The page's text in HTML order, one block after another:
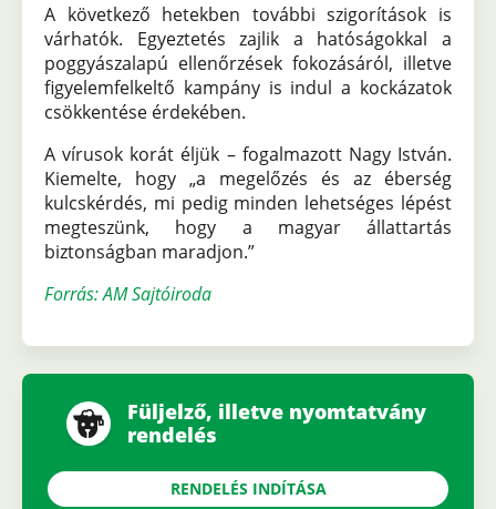
A következő hetekben további szigorítások is
várhatók. Egyeztetés zajlik a hatóságokkal a
poggyászalapú ellenőrzések fokozásáról, illetve
figyelemfelkeltő kampány is indul a kockázatok
csökkentése érdekében.
A vírusok korát éljük – fogalmazott Nagy István.
Kiemelte, hogy „a megelőzés és az éberség
kulcskérdés, mi pedig minden lehetséges lépést
megteszünk, hogy a magyar állattartás
biztonságban maradjon.”
Forrás: AM Sajtóiroda
Füljelző, illetve nyomtatvány
rendelés
RENDELÉS INDÍTÁSA